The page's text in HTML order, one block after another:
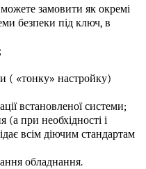
замовити як окремі
безпеки під ключ, в
( «тонку» настройку)
встановленої системи;
(а при необхідності і
всім діючим стандартам
обладнання.